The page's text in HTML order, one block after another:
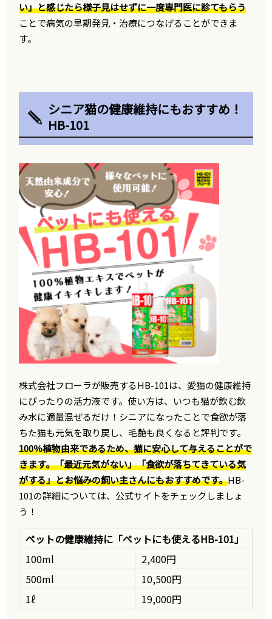
い」と感じたら様子見はせずに一度専門医に診てもらう
ことで病気の早期発見・治療につなげることができま
す。
シニア猫の健康維持にもおすすめ！
HB-101
株式会社フローラが販売するHB-101は、愛猫の健康維持
にぴったりの活力液です。使い方は、いつも猫が飲む飲
み水に適量混ぜるだけ！シニアになったことで食欲が落
ちた猫も元気を取り戻し、毛艶も良くなると評判です。
100％植物由来であるため、猫に安心して与えることがで
きます。「最近元気がない」「食欲が落ちてきている気
がする」とお悩みの飼い主さんにもおすすめです。HB-
101の詳細については、公式サイトをチェックしましょ
う！
ペットの健康維持に「ペットにも使えるHB-101」
100ml
2,400円
500ml
10,500円
1ℓ
19,000円